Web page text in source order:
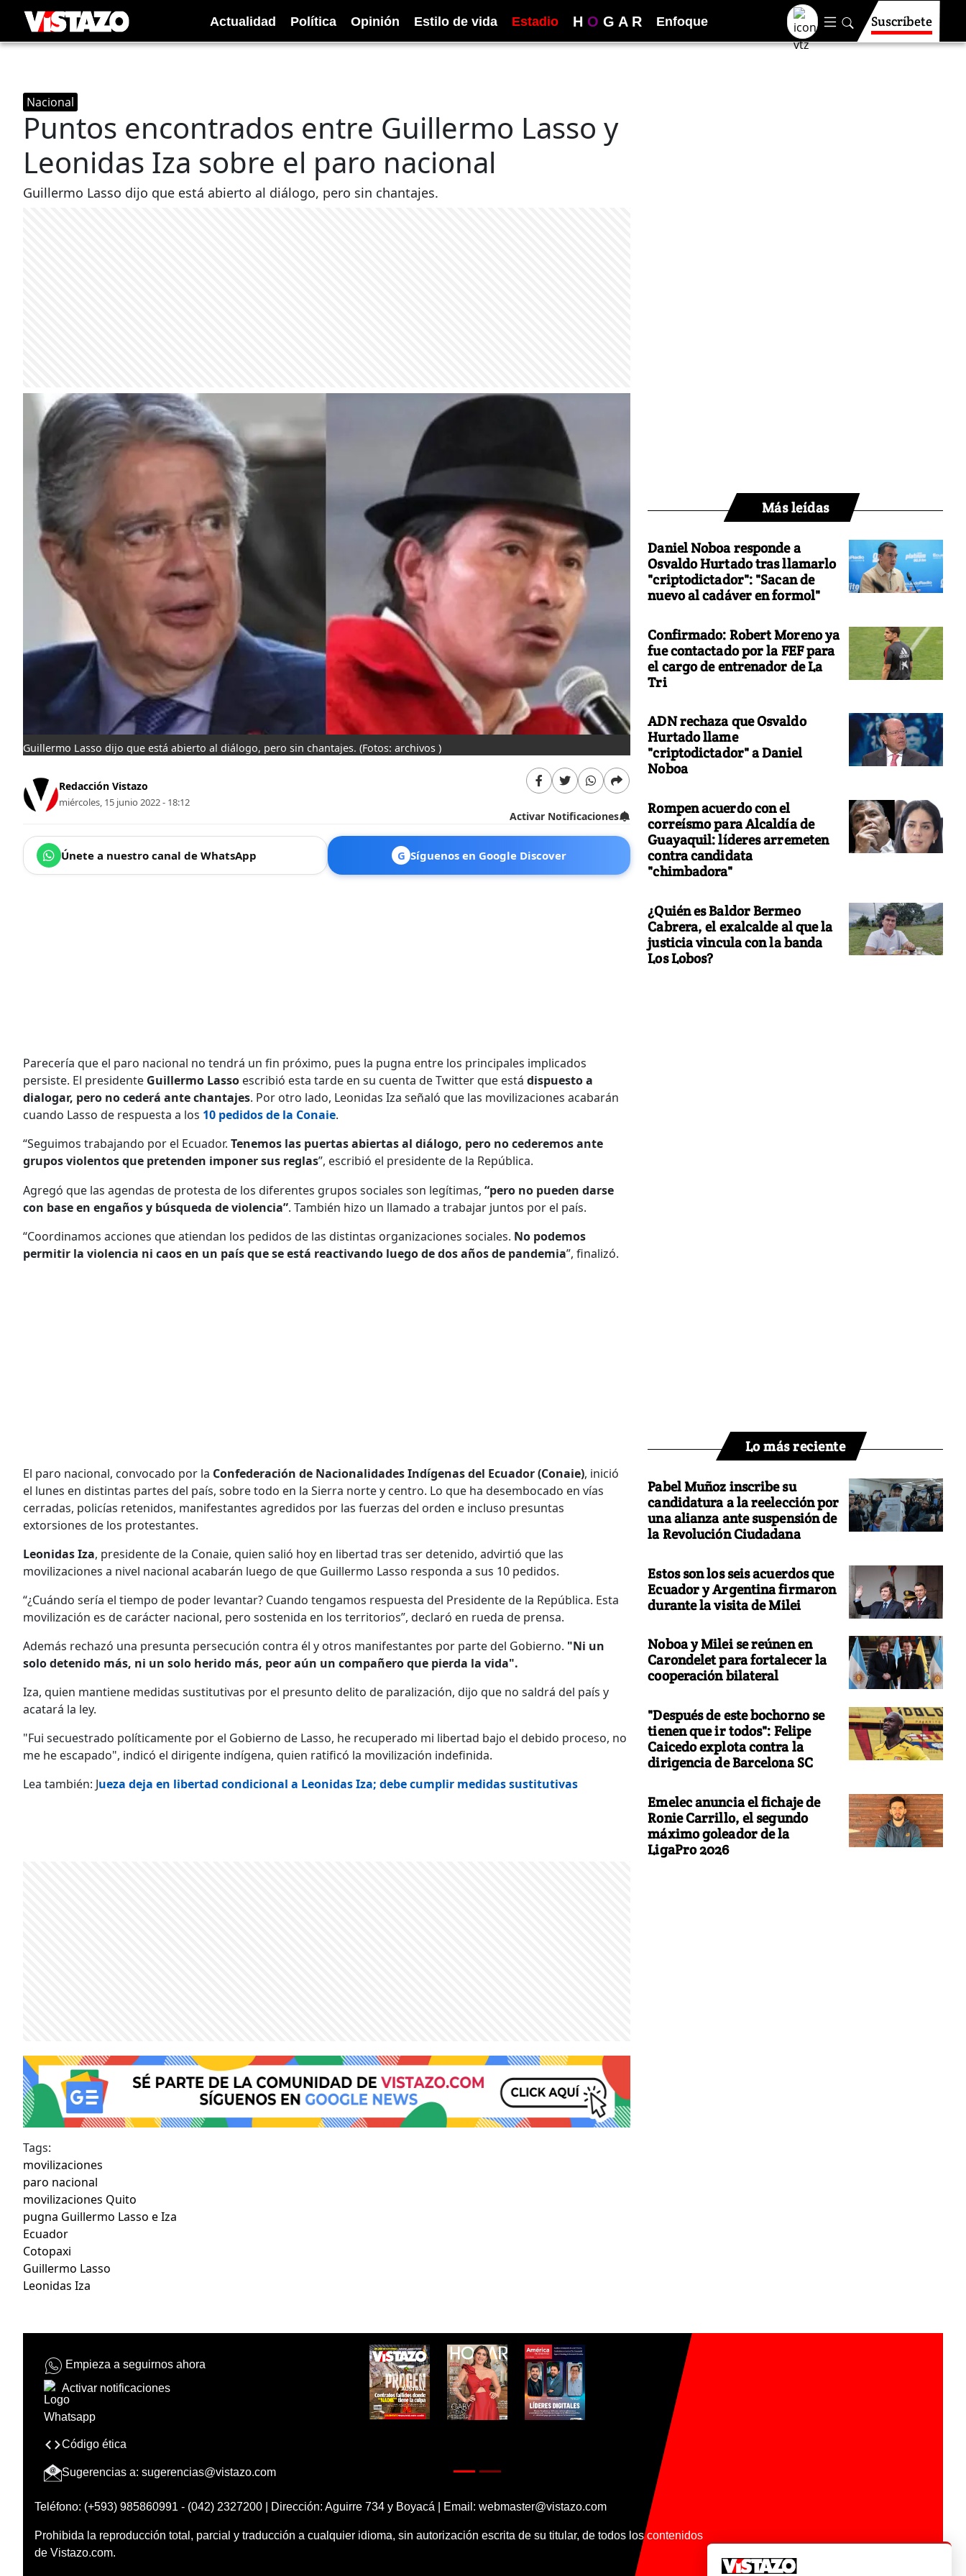
Actualidad Política Opinión Estilo de vida Estadio H O G A R Enfoque Suscríbete
Nacional
Puntos encontrados entre Guillermo Lasso y
Leonidas Iza sobre el paro nacional
Guillermo Lasso dijo que está abierto al diálogo, pero sin chantajes.
Guillermo Lasso dijo que está abierto al diálogo, pero sin chantajes. (Fotos: archivos )
Redacción Vistazo
miércoles, 15 junio 2022 - 18:12
Activar Notificaciones
Únete a nuestro canal de WhatsApp G Síguenos en Google Discover
Parecería que el paro nacional no tendrá un fin próximo, pues la pugna entre los principales implicados
persiste. El presidente Guillermo Lasso escribió esta tarde en su cuenta de Twitter que está dispuesto a
dialogar, pero no cederá ante chantajes. Por otro lado, Leonidas Iza señaló que las movilizaciones acabarán
cuando Lasso de respuesta a los 10 pedidos de la Conaie.
“Seguimos trabajando por el Ecuador. Tenemos las puertas abiertas al diálogo, pero no cederemos ante
grupos violentos que pretenden imponer sus reglas”, escribió el presidente de la República.
Agregó que las agendas de protesta de los diferentes grupos sociales son legítimas, “pero no pueden darse
con base en engaños y búsqueda de violencia”. También hizo un llamado a trabajar juntos por el país.
“Coordinamos acciones que atiendan los pedidos de las distintas organizaciones sociales. No podemos
permitir la violencia ni caos en un país que se está reactivando luego de dos años de pandemia”, finalizó.
El paro nacional, convocado por la Confederación de Nacionalidades Indígenas del Ecuador (Conaie), inició
el lunes en distintas partes del país, sobre todo en la Sierra norte y centro. Lo que ha desembocado en vías
cerradas, policías retenidos, manifestantes agredidos por las fuerzas del orden e incluso presuntas
extorsiones de los protestantes.
Leonidas Iza, presidente de la Conaie, quien salió hoy en libertad tras ser detenido, advirtió que las
movilizaciones a nivel nacional acabarán luego de que Guillermo Lasso responda a sus 10 pedidos.
“¿Cuándo sería el tiempo de poder levantar? Cuando tengamos respuesta del Presidente de la República. Esta
movilización es de carácter nacional, pero sostenida en los territorios”, declaró en rueda de prensa.
Además rechazó una presunta persecución contra él y otros manifestantes por parte del Gobierno. "Ni un
solo detenido más, ni un solo herido más, peor aún un compañero que pierda la vida".
Iza, quien mantiene medidas sustitutivas por el presunto delito de paralización, dijo que no saldrá del país y
acatará la ley.
"Fui secuestrado políticamente por el Gobierno de Lasso, he recuperado mi libertad bajo el debido proceso, no
me he escapado", indicó el dirigente indígena, quien ratificó la movilización indefinida.
Lea también: Jueza deja en libertad condicional a Leonidas Iza; debe cumplir medidas sustitutivas
Tags:
movilizaciones
paro nacional
movilizaciones Quito
pugna Guillermo Lasso e Iza
Ecuador
Cotopaxi
Guillermo Lasso
Leonidas Iza
Más leídas
Daniel Noboa responde a
Osvaldo Hurtado tras llamarlo
"criptodictador": "Sacan de
nuevo al cadáver en formol"
Confirmado: Robert Moreno ya
fue contactado por la FEF para
el cargo de entrenador de La
Tri
ADN rechaza que Osvaldo
Hurtado llame
"criptodictador" a Daniel
Noboa
Rompen acuerdo con el
correísmo para Alcaldía de
Guayaquil: líderes arremeten
contra candidata
"chimbadora"
¿Quién es Baldor Bermeo
Cabrera, el exalcalde al que la
justicia vincula con la banda
Los Lobos?
Lo más reciente
Pabel Muñoz inscribe su
candidatura a la reelección por
una alianza ante suspensión de
la Revolución Ciudadana
Estos son los seis acuerdos que
Ecuador y Argentina firmaron
durante la visita de Milei
Noboa y Milei se reúnen en
Carondelet para fortalecer la
cooperación bilateral
"Después de este bochorno se
tienen que ir todos": Felipe
Caicedo explota contra la
dirigencia de Barcelona SC
Emelec anuncia el fichaje de
Ronie Carrillo, el segundo
máximo goleador de la
LigaPro 2026
Empieza a seguirnos ahora
Activar notificaciones
Código ética
Sugerencias a: sugerencias@vistazo.com
Teléfono: (+593) 985860991 - (042) 2327200 | Dirección: Aguirre 734 y Boyacá | Email: webmaster@vistazo.com
Prohibida la reproducción total, parcial y traducción a cualquier idioma, sin autorización escrita de su titular, de todos los contenidos
de Vistazo.com.